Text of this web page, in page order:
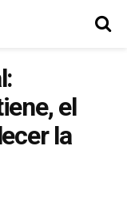
el
la